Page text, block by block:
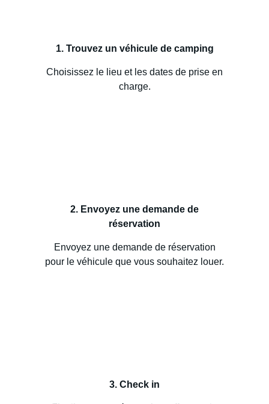
1. Trouvez un véhicule de camping
Choisissez le lieu et les dates de prise en
charge.
2. Envoyez une demande de
réservation
Envoyez une demande de réservation
pour le véhicule que vous souhaitez louer.
3. Check in